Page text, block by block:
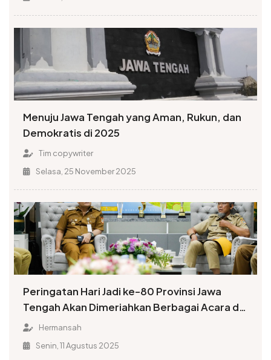
Menuju Jawa Tengah yang Aman, Rukun, dan
Demokratis di 2025
Tim copywriter
Selasa, 25 November 2025
Peringatan Hari Jadi ke-80 Provinsi Jawa
Tengah Akan Dimeriahkan Berbagai Acara di
Tiga Kabupaten/Kota
Hermansah
Senin, 11 Agustus 2025